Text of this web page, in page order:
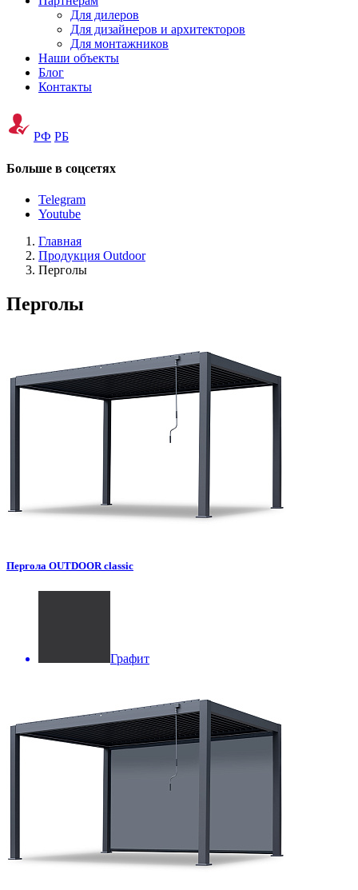
Для дилеров
Для дизайнеров и архитекторов
Для монтажников
Наши объекты
Блог
Контакты
РФ РБ
Больше в соцсетях
Telegram
Youtube
Главная
Продукция Outdoor
Перголы
Перголы
Пергола OUTDOOR classic
Графит